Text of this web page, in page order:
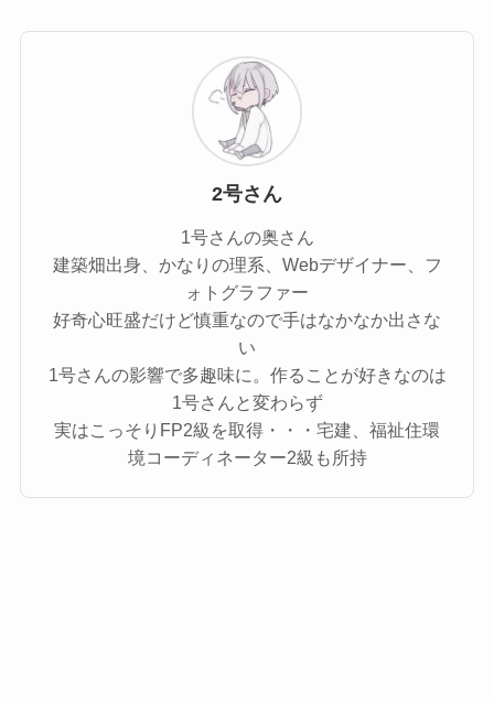
2号さん
1号さんの奥さん
建築畑出身、かなりの理系、Webデザイナー、フ
ォトグラファー
好奇心旺盛だけど慎重なので手はなかなか出さな
い
1号さんの影響で多趣味に。作ることが好きなのは
1号さんと変わらず
実はこっそりFP2級を取得・・・宅建、福祉住環
境コーディネーター2級も所持